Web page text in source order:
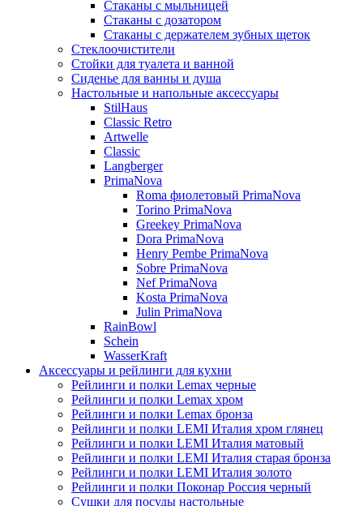
Стаканы с мыльницей
Стаканы с дозатором
Стаканы с держателем зубных щеток
Стеклоочистители
Стойки для туалета и ванной
Сиденье для ванны и душа
Настольные и напольные аксессуары
StilHaus
Classic Retro
Artwelle
Classic
Langberger
PrimaNova
Roma фиолетовый PrimaNova
Torino PrimaNova
Greekey PrimaNova
Dora PrimaNova
Henry Pembe PrimaNova
Sobre PrimaNova
Nef PrimaNova
Kosta PrimaNova
Julin PrimaNova
RainBowl
Schein
WasserKraft
Аксессуары и рейлинги для кухни
Рейлинги и полки Lemax черные
Рейлинги и полки Lemax хром
Рейлинги и полки Lemax бронза
Рейлинги и полки LEMI Италия хром глянец
Рейлинги и полки LEMI Италия матовый
Рейлинги и полки LEMI Италия старая бронза
Рейлинги и полки LEMI Италия золото
Рейлинги и полки Поконар Россия черный
Сушки для посуды настольные